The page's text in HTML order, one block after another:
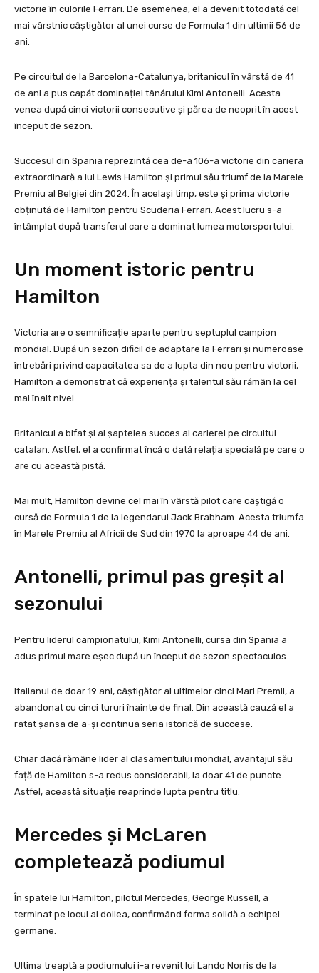
victorie în culorile Ferrari. De asemenea, el a devenit totodată cel
mai vârstnic câștigător al unei curse de Formula 1 din ultimii 56 de
ani.
Pe circuitul de la Barcelona-Catalunya, britanicul în vârstă de 41
de ani a pus capăt dominației tânărului Kimi Antonelli. Acesta
venea după cinci victorii consecutive și părea de neoprit în acest
început de sezon.
Succesul din Spania reprezintă cea de-a 106-a victorie din cariera
extraordinară a lui Lewis Hamilton și primul său triumf de la Marele
Premiu al Belgiei din 2024. În același timp, este și prima victorie
obținută de Hamilton pentru Scuderia Ferrari. Acest lucru s-a
întâmplat după transferul care a dominat lumea motorsportului.
Un moment istoric pentru
Hamilton
Victoria are o semnificație aparte pentru septuplul campion
mondial. După un sezon dificil de adaptare la Ferrari și numeroase
întrebări privind capacitatea sa de a lupta din nou pentru victorii,
Hamilton a demonstrat că experiența și talentul său rămân la cel
mai înalt nivel.
Britanicul a bifat și al șaptelea succes al carierei pe circuitul
catalan. Astfel, el a confirmat încă o dată relația specială pe care o
are cu această pistă.
Mai mult, Hamilton devine cel mai în vârstă pilot care câștigă o
cursă de Formula 1 de la legendarul Jack Brabham. Acesta triumfa
în Marele Premiu al Africii de Sud din 1970 la aproape 44 de ani.
Antonelli, primul pas greșit al
sezonului
Pentru liderul campionatului, Kimi Antonelli, cursa din Spania a
adus primul mare eșec după un început de sezon spectaculos.
Italianul de doar 19 ani, câștigător al ultimelor cinci Mari Premii, a
abandonat cu cinci tururi înainte de final. Din această cauză el a
ratat șansa de a-și continua seria istorică de succese.
Chiar dacă rămâne lider al clasamentului mondial, avantajul său
față de Hamilton s-a redus considerabil, la doar 41 de puncte.
Astfel, această situație reaprinde lupta pentru titlu.
Mercedes și McLaren
completează podiumul
În spatele lui Hamilton, pilotul Mercedes, George Russell, a
terminat pe locul al doilea, confirmând forma solidă a echipei
germane.
Ultima treaptă a podiumului i-a revenit lui Lando Norris de la